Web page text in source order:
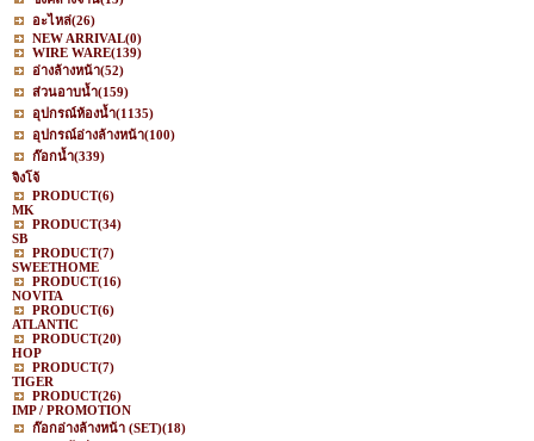
อะไหล่(26)
NEW ARRIVAL(0)
WIRE WARE(139)
อ่างล้างหน้า(52)
ส่วนอาบน้ำ(159)
อุปกรณ์ห้องน้ำ(1135)
อุปกรณ์อ่างล้างหน้า(100)
ก๊อกน้ำ(339)
จิงโจ้
PRODUCT(6)
MK
PRODUCT(34)
SB
PRODUCT(7)
SWEETHOME
PRODUCT(16)
NOVITA
PRODUCT(6)
ATLANTIC
PRODUCT(20)
HOP
PRODUCT(7)
TIGER
PRODUCT(26)
IMP / PROMOTION
ก๊อกอ่างล้างหน้า (SET)(18)